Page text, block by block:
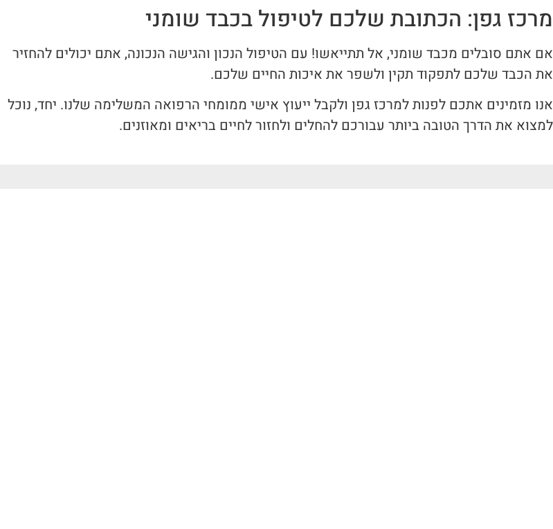
מרכז גפן: הכתובת שלכם לטיפול בכבד שומני
אם אתם סובלים מכבד שומני, אל תתייאשו! עם הטיפול הנכון והגישה הנכונה, אתם יכולים להחזיר
את הכבד שלכם לתפקוד תקין ולשפר את איכות החיים שלכם.
אנו מזמינים אתכם לפנות למרכז גפן ולקבל ייעוץ אישי ממומחי הרפואה המשלימה שלנו. יחד, נוכל
למצוא את הדרך הטובה ביותר עבורכם להחלים ולחזור לחיים בריאים ומאוזנים.